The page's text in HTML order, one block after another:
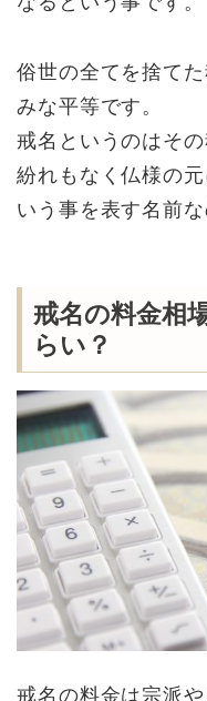
俗世の全てを捨て
みな平等です。
戒名というのはそ
紛れもなく仏様の元
いう事を表す名前な
戒名の料金相
らい？
戒名の料金は宗派